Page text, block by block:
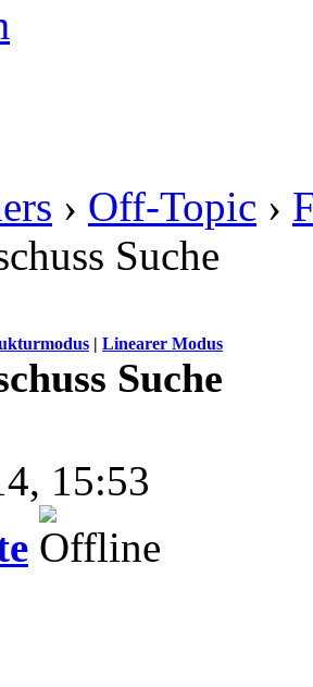
› Off-Topic ›
Suche
| Linearer Modus
Suche
15:53